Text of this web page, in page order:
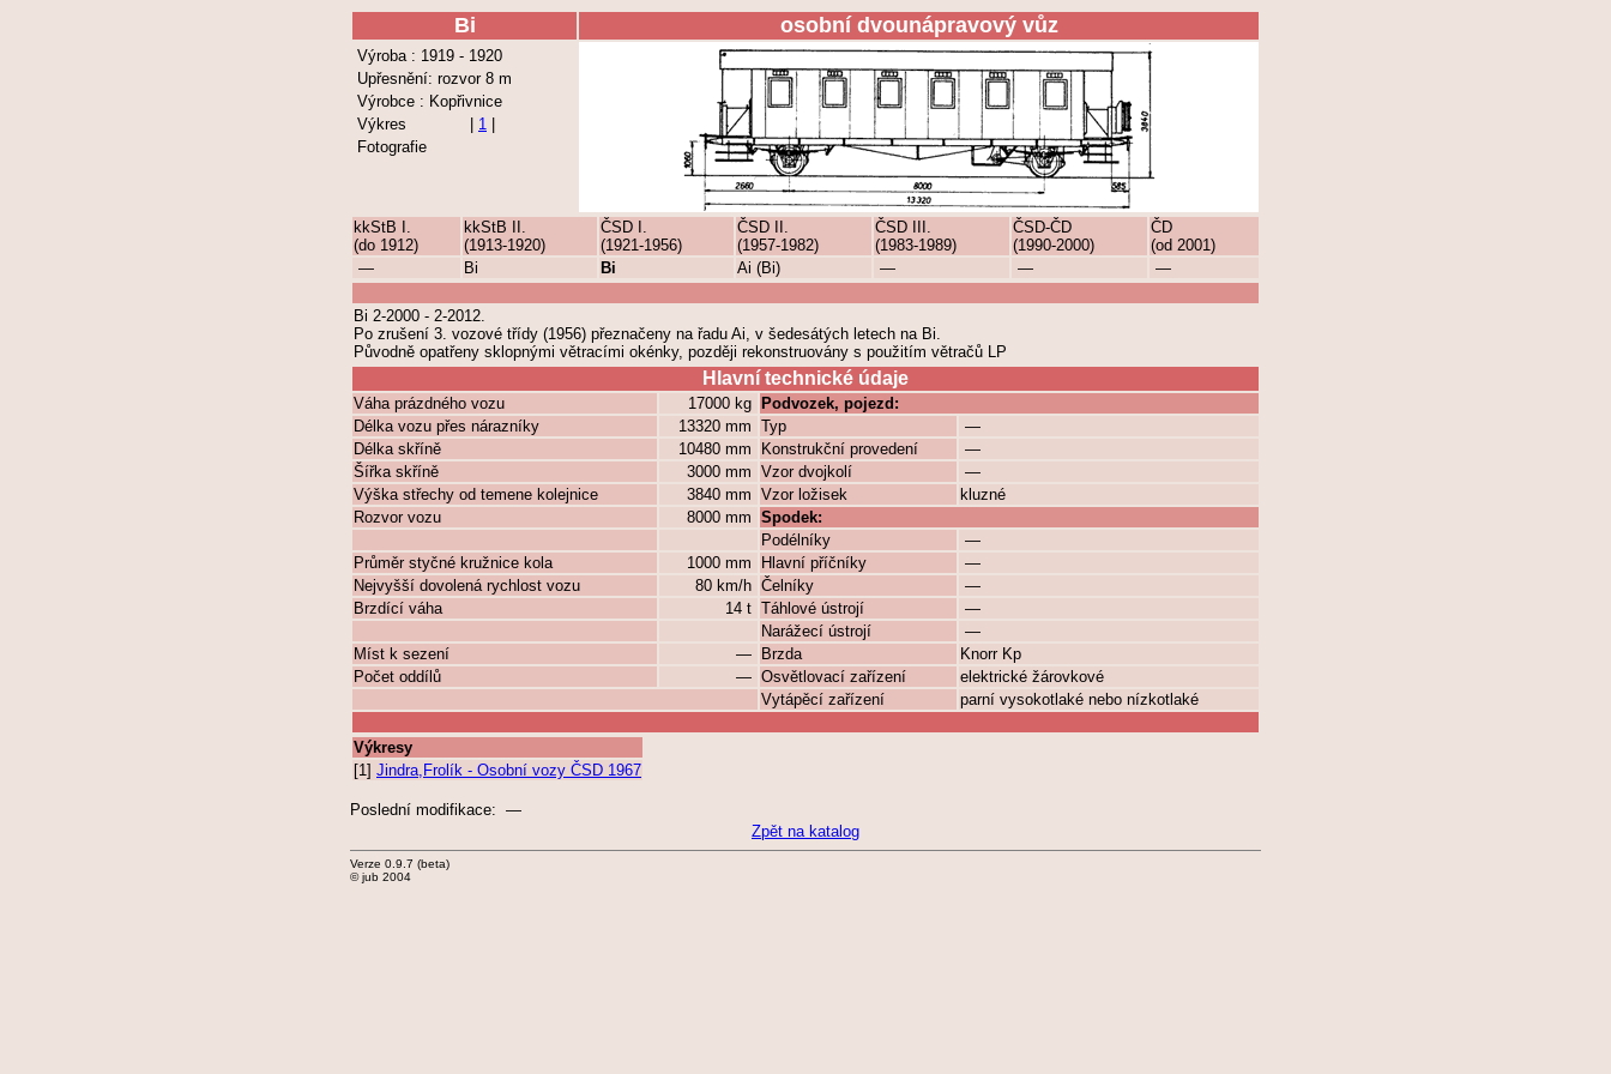
Bi osobní dvounápravový vůz
Výroba : 1919 - 1920
Upřesnění: rozvor 8 m
Výrobce : Kopřivnice
Výkres
1
Fotografie
kkStB I.
(do 1912)
kkStB II.
(1913-1920)
ČSD I.
(1921-1956)
ČSD II.
(1957-1982)
ČSD III.
(1983-1989)
ČSD-ČD
(1990-2000)
ČD
(od 2001)
—
Bi Bi Ai (Bi) — — —
Bi 2-2000 - 2-2012.
Po zrušení 3. vozové třídy (1956) přeznačeny na řadu Ai, v šedesátých letech na Bi.
Původně opatřeny sklopnými větracími okénky, později rekonstruovány s použitím větračů LP
Hlavní technické údaje
Váha prázdného vozu 17000 kg
Podvozek, pojezd:
Délka vozu přes nárazníky
13320 mm Typ
—
Délka skříně
10480 mm Konstrukční provedení
—
Šířka skříně
3000 mm Vzor dvojkolí
—
Výška střechy od temene kolejnice
3840 mm Vzor ložisek
kluzné
Rozvor vozu
8000 mm Spodek:
Podélníky
—
Průměr styčné kružnice kola
1000 mm Hlavní příčníky
—
Nejvyšší dovolená rychlost vozu
80 km/h Čelníky
—
Brzdící váha
14 t Táhlové ústrojí
—
Narážecí ústrojí
—
Míst k sezení
— Brzda
Knorr Kp
Počet oddílů
— Osvětlovací zařízení
elektrické žárovkové
Vytápěcí zařízení
parní vysokotlaké nebo nízkotlaké
Výkresy
[1] Jindra,Frolík - Osobní vozy ČSD 1967
Poslední modifikace: —
Zpět na katalog
Verze 0.9.7 (beta)
© jub 2004